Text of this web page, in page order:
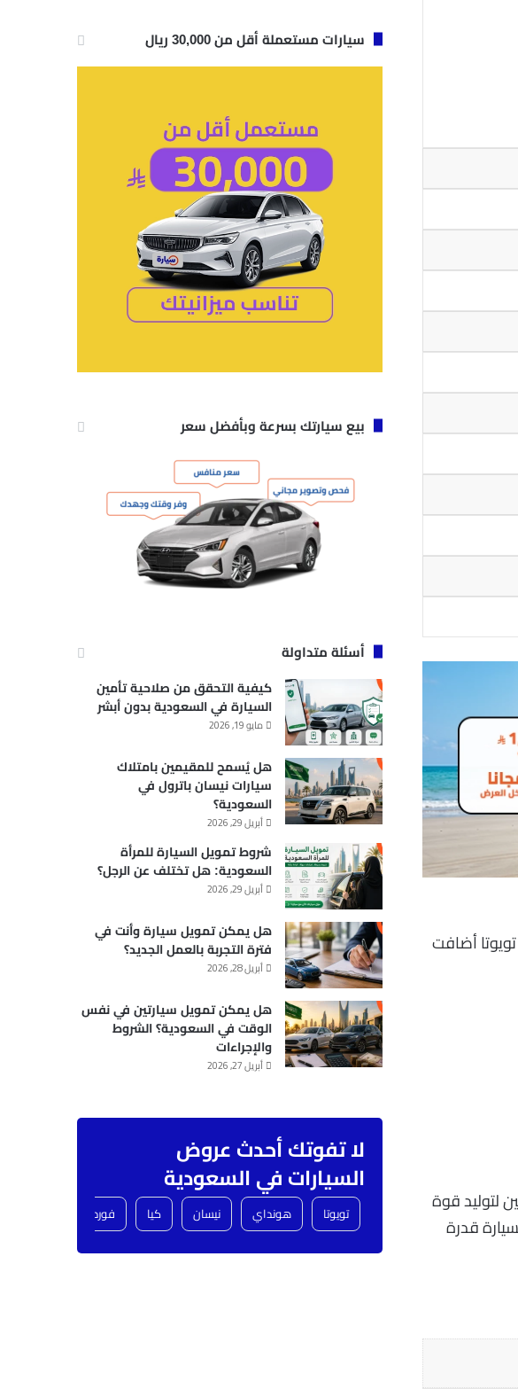
حديثًا نسبيًا بعد إطلاقه لأول مرة كموديل 2024، إلا أن تويوتا أضافت
2.4 لتر ومحركين كهربائيين لتوليد قوة
يمنح السيارة قدرة
سيارات مستعملة أقل من 30,000 ريال
بيع سيارتك بسرعة وبأفضل سعر
أسئلة متداولة
كيفية التحقق من صلاحية تأمين
السيارة في السعودية بدون أبشر
مايو 19, 2026
هل يُسمح للمقيمين بامتلاك
سيارات نيسان باترول في
السعودية؟
أبريل 29, 2026
شروط تمويل السيارة للمرأة
السعودية: هل تختلف عن الرجل؟
أبريل 29, 2026
هل يمكن تمويل سيارة وأنت في
فترة التجربة بالعمل الجديد؟
أبريل 28, 2026
هل يمكن تمويل سيارتين في نفس
الوقت في السعودية؟ الشروط
والإجراءات
أبريل 27, 2026
لا تفوتك أحدث عروض
السيارات في السعودية
تويوتا هونداي نيسان كيا فورد